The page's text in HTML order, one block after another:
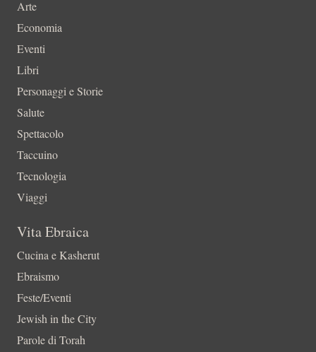
Arte
Economia
Eventi
Libri
Personaggi e Storie
Salute
Spettacolo
Taccuino
Tecnologia
Viaggi
Vita Ebraica
Cucina e Kasherut
Ebraismo
Feste/Eventi
Jewish in the City
Parole di Torah